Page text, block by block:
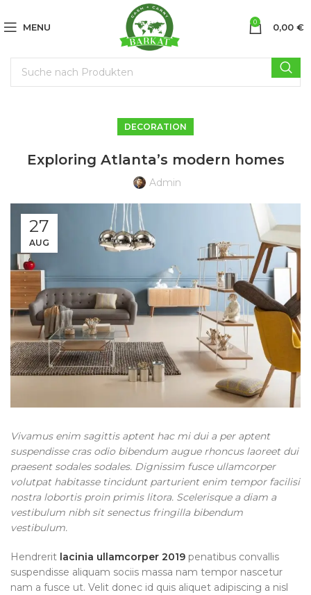
MENU 0 0,00 €
DECORATION
Exploring Atlanta’s modern homes
Admin
27
AUG
Vivamus enim sagittis aptent hac mi dui a per aptent
suspendisse cras odio bibendum augue rhoncus laoreet dui
praesent sodales sodales. Dignissim fusce ullamcorper
volutpat habitasse tincidunt parturient enim tempor facilisi
nostra lobortis proin primis litora. Scelerisque a diam a
vestibulum nibh sit senectus fringilla bibendum
vestibulum.
Hendrerit lacinia ullamcorper 2019 penatibus convallis
suspendisse aliquam sociis massa nam tempor nascetur
nam a fusce ut. Velit donec id quis aliquet adipiscing a nisl